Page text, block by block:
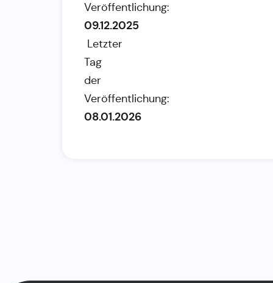
Veröffentlichung:
09.12.2025
Letzter
Tag
der
Veröffentlichung:
08.01.2026